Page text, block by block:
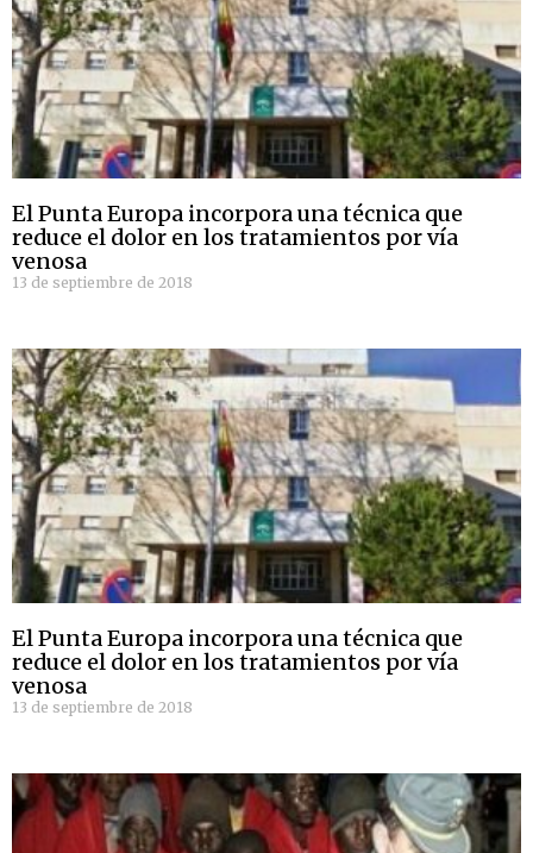
El Punta Europa incorpora una técnica que
reduce el dolor en los tratamientos por vía
venosa
13 de septiembre de 2018
El Punta Europa incorpora una técnica que
reduce el dolor en los tratamientos por vía
venosa
13 de septiembre de 2018